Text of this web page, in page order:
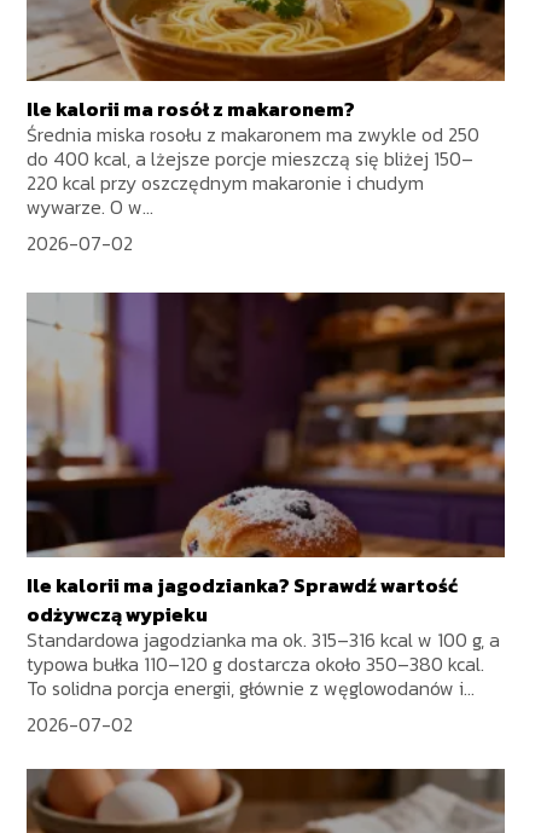
Ile kalorii ma rosół z makaronem?
Średnia miska rosołu z makaronem ma zwykle od 250
do 400 kcal, a lżejsze porcje mieszczą się bliżej 150–
220 kcal przy oszczędnym makaronie i chudym
wywarze. O w...
2026-07-02
Ile kalorii ma jagodzianka? Sprawdź wartość
odżywczą wypieku
Standardowa jagodzianka ma ok. 315–316 kcal w 100 g, a
typowa bułka 110–120 g dostarcza około 350–380 kcal.
To solidna porcja energii, głównie z węglowodanów i...
2026-07-02